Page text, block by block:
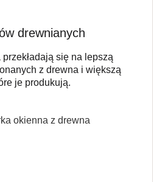
drewnianych
się na lepszą
z drewna i większą
je produkują.